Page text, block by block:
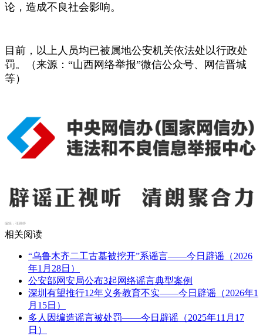
论，造成不良社会影响。
目前，以上人员均已被属地公安机关依法处以行政处
罚。（来源：“山西网络举报”微信公众号、网信晋城
等）
编辑： 张雅婷
相关阅读
“乌鲁木齐二工古墓被挖开”系谣言——今日辟谣（2026
年1月28日）
公安部网安局公布3起网络谣言典型案例
深圳有望推行12年义务教育不实——今日辟谣（2026年1
月15日）
多人因编造谣言被处罚——今日辟谣（2025年11月17
日）